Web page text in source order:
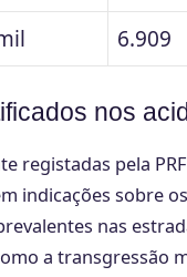
6.909
nos
registadas pela
indicações sobre os
nas
a transgressão